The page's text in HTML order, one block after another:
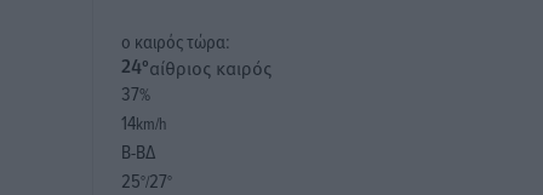
o καιρός τώρα:
24°αίθριος καιρός
37%
14km/h
Β-ΒΔ
25°/27°